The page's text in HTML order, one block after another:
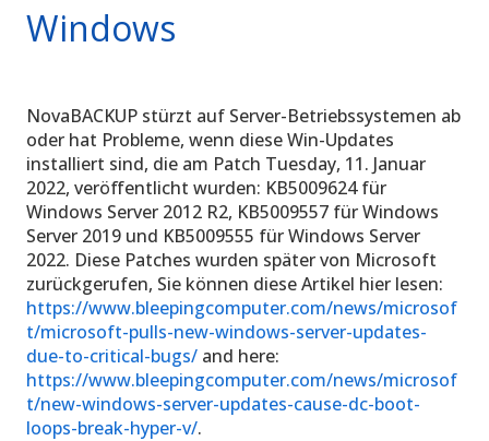
Windows
NovaBACKUP stürzt auf Server-Betriebssystemen ab
oder hat Probleme, wenn diese Win-Updates
installiert sind, die am Patch Tuesday, 11. Januar
2022, veröffentlicht wurden: KB5009624 für
Windows Server 2012 R2, KB5009557 für Windows
Server 2019 und KB5009555 für Windows Server
2022. Diese Patches wurden später von Microsoft
zurückgerufen, Sie können diese Artikel hier lesen:
https://www.bleepingcomputer.com/news/microsof
t/microsoft-pulls-new-windows-server-updates-
due-to-critical-bugs/ and here:
https://www.bleepingcomputer.com/news/microsof
t/new-windows-server-updates-cause-dc-boot-
loops-break-hyper-v/.